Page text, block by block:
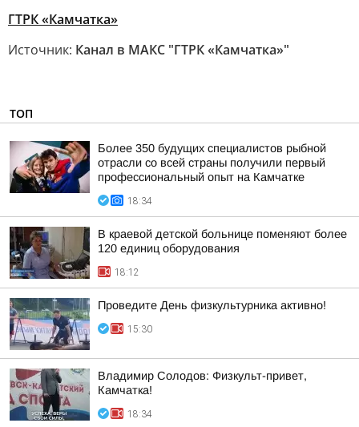
ГТРК «Камчатка»
Источник: Канал в МАКС "ГТРК «Камчатка»"
ТОП
Более 350 будущих специалистов рыбной
отрасли со всей страны получили первый
профессиональный опыт на Камчатке
18:34
В краевой детской больнице поменяют более
120 единиц оборудования
18:12
Проведите День физкультурника активно!
15:30
Владимир Солодов: Физкульт-привет,
Камчатка!
18:34